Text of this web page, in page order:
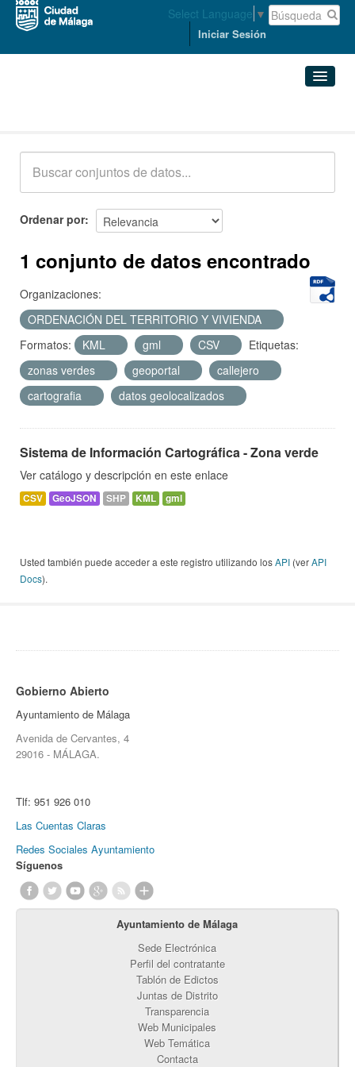
Select Language ▼
Iniciar Sesión
Acerca de
Ordenar por
1 conjunto de datos encontrado
Organizaciones:
ORDENACIÓN DEL TERRITORIO Y VIVIENDA
Formatos:
KML gml CSV
Etiquetas:
zonas verdes
geoportal
callejero
cartografia
datos geolocalizados
Sistema de Información Cartográfica - Zona verde
Ver catálogo y descripción en este enlace
CSV GeoJSON SHP KML gml
Usted también puede acceder a este registro utilizando losAPI (verAPI
Docs).
Gobierno Abierto
Ayuntamiento de Málaga
Avenida de Cervantes, 4
29016 - MÁLAGA.
Tlf: 951 926 010
Las Cuentas Claras
Redes Sociales Ayuntamiento
Síguenos
Ayuntamiento de Málaga
Sede Electrónica
Perfil del contratante
Tablón de Edictos
Juntas de Distrito
Transparencia
Web Municipales
Web Temática
Contacta